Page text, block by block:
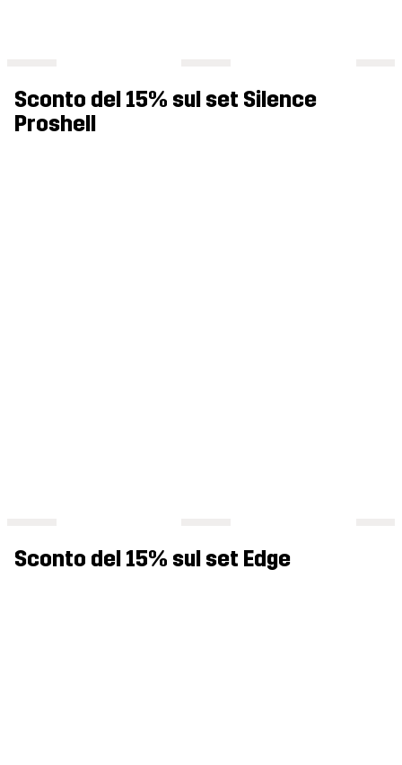
Sconto del 15% sul set Silence
Proshell
Sconto del 15% sul set Edge